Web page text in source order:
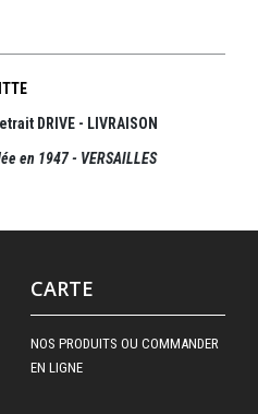
DRIVE - LIVRAISON
en 1947 - VERSAILLES
CARTE
NOS PRODUITS OU COMMANDER
EN LIGNE